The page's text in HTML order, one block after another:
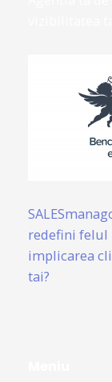
redefini felul
implicarea
tai?